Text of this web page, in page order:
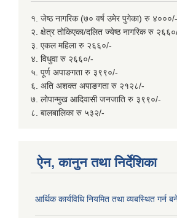
१. जेष्ठ नागरिक (७० वर्ष उमेर पुगेका) रु ४०००/-
२. क्षेत्र तोकिएका/दलित ज्येष्ठ नागरिक रु
३. एकल महिला रु २६६०/-
४. विधुवा रु २६६०/-
५. पूर्ण अपाङगता रु ३९९०/-
६. अति अशक्त अपाङगता रु २१२८/-
७. लोपान्मुख आदिवासी जनजाति रु ३९९०/-
८. बालबालिका रु ५३२/-
ऐन, कानुन तथा निर्देशिका
आर्थिक कार्यविधि नियमित तथा व्यबस्थित गर्न